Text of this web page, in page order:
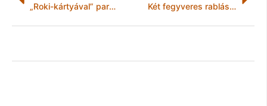
„Roki-kártyával” parkolt a fitness klub előtt Két fegyveres rablási kísérlet Miskolcon